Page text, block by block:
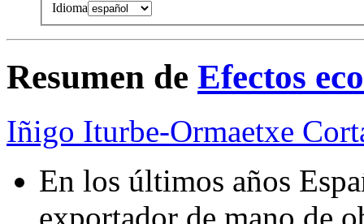
Idioma
Resumen de Efectos
Iñigo Iturbe-Ormaetxe
En los últimos años